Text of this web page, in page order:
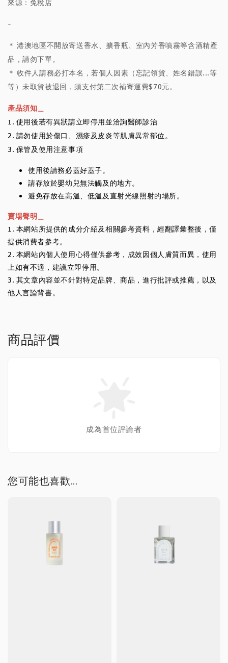
來源：免稅店
-
＊ 港澳地區不開放寄送香水、擴香瓶、室內芳香噴霧等含酒精產
品，請勿下單。
＊ 收件人請務必打本名，若個人因素（忘記領貨、姓名錯誤...等
等）未取貨被退回，須支付第二次補寄運費$70元。
產品須知＿
1. 使用後若有異狀請立即停用並洽詢醫師診治
2. 請勿使用於傷口、濕疹及皮炎等肌膚異常部位。
3. 保管及使用注意事項
使用後請務必蓋好蓋子。
請存放於嬰幼兒無法觸及的地方。
避免存放在高溫、低溫及直射光線照射的場所。
賣場聲明＿
1. 本網站所提供的成分介紹及相關參考資料，經翻譯彙整後，僅
提供消費者參考。
2. 本網站內個人使用心得僅供參考，成效因個人膚質而異，使用
上如有不適，建議立即停用。
3. 其文章內容並不針對特定品牌、商品，進行批評或推薦，以及
他人言論背書。
商品評價
成為首位評論者
您可能也喜歡...